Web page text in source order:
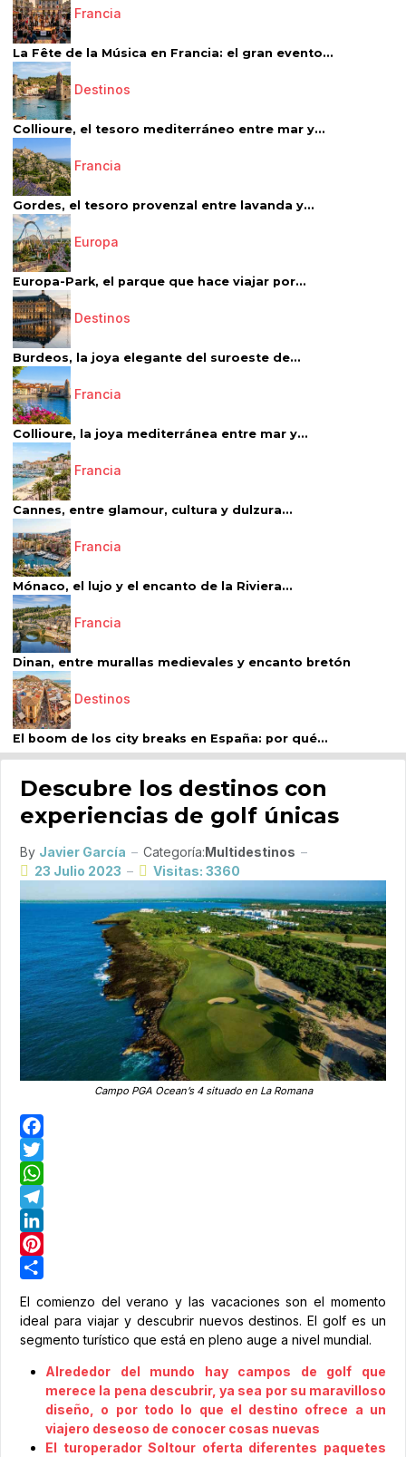
Francia
La Fête de la Música en Francia: el gran evento...
Destinos
Collioure, el tesoro mediterráneo entre mar y...
Francia
Gordes, el tesoro provenzal entre lavanda y...
Europa
Europa-Park, el parque que hace viajar por...
Destinos
Burdeos, la joya elegante del suroeste de...
Francia
Collioure, la joya mediterránea entre mar y...
Francia
Cannes, entre glamour, cultura y dulzura...
Francia
Mónaco, el lujo y el encanto de la Riviera...
Francia
Dinan, entre murallas medievales y encanto bretón
Destinos
El boom de los city breaks en España: por qué...
Descubre los destinos con
experiencias de golf únicas
By Javier García Categoría:Multidestinos
23 Julio 2023
Visitas: 3360
Campo PGA Ocean’s 4 situado en La Romana
Facebook
Twitter
WhatsApp
Telegram
LinkedIn
Pinterest
El comienzo del verano y las vacaciones son el momento
ideal para viajar y descubrir nuevos destinos. El golf es un
segmento turístico que está en pleno auge a nivel mundial.
Alrededor del mundo hay campos de golf que
merece la pena descubrir, ya sea por su maravilloso
diseño, o por todo lo que el destino ofrece a un
viajero deseoso de conocer cosas nuevas
El turoperador Soltour oferta diferentes paquetes